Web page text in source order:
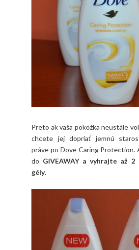
Preto ak vaša pokožka neustále
chcete jej dopriať jemnú
práve po Dove Caring Protection.
do GIVEAWAY a vyhrajte až
gély.